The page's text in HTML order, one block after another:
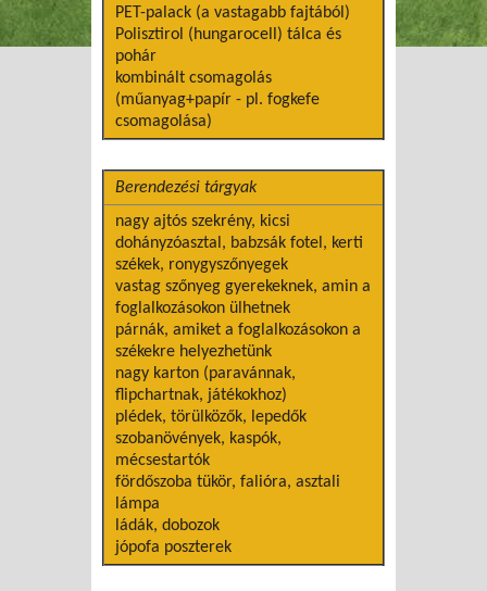
PET-palack (a vastagabb fajtából)
Polisztirol (hungarocell) tálca és
pohár
kombinált csomagolás
(műanyag+papír - pl. fogkefe
csomagolása)
Berendezési tárgyak
nagy ajtós szekrény, kicsi
dohányzóasztal, babzsák fotel, kerti
székek, ronygyszőnyegek
vastag szőnyeg gyerekeknek, amin a
foglalkozásokon ülhetnek
párnák, amiket a foglalkozásokon a
székekre helyezhetünk
nagy karton (paravánnak,
flipchartnak, játékokhoz)
plédek, törülközők, lepedők
szobanövények, kaspók,
mécsestartók
fördőszoba tükör, falióra, asztali
lámpa
ládák, dobozok
jópofa poszterek